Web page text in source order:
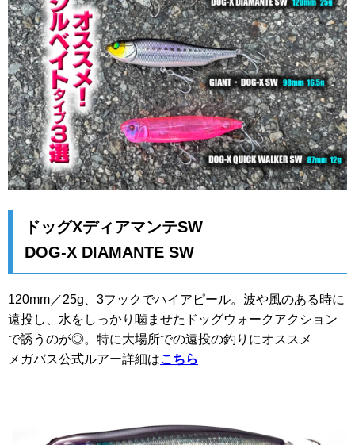
ドッグXディアマンテSW
DOG-X DIAMANTE SW
120mm／25g、3フックでハイアピール。波や風のある時に
遠投し、水をしっかり噛ませたドッグウォークアクション
で誘うのが◎。特に大場所での遠投の釣りにオススメ
メガバス公式ルアー詳細はこちら